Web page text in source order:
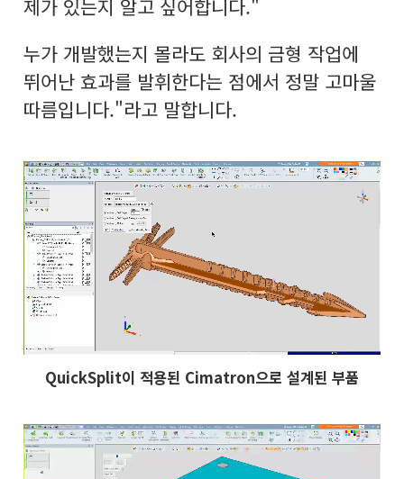
제가 있는지 알고 싶어합니다."
누가 개발했는지 몰라도 회사의 금형 작업에
뛰어난 효과를 발휘한다는 점에서 정말 고마울
따름입니다."라고 말합니다.
QuickSplit이 적용된 Cimatron으로 설계된 부품